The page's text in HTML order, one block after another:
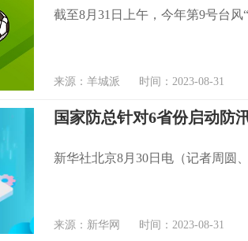
截至8月31日上午，今年第9号台
来源：羊城派 时间：2023-08-31
国家防总针对6省份启动防
新华社北京8月30日电（记者周圆
来源：新华网 时间：2023-08-31